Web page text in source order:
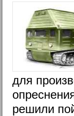
для
решили